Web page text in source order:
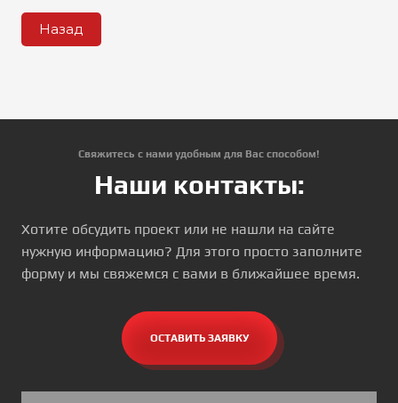
Назад
Свяжитесь с нами удобным для Вас способом!
Наши контакты:
Хотите обсудить проект или не нашли на сайте
нужную информацию? Для этого просто заполните
форму и мы свяжемся с вами в ближайшее время.
ОСТАВИТЬ ЗАЯВКУ